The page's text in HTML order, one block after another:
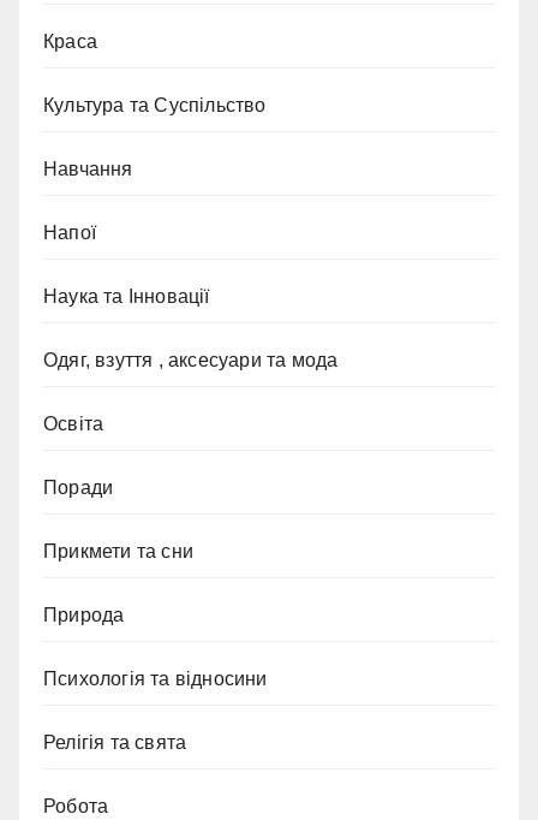
Краса
Культура та Суспільство
Навчання
Напої
Наука та Інновації
Одяг, взуття , аксесуари та мода
Освіта
Поради
Прикмети та сни
Природа
Психологія та відносини
Релігія та свята
Робота